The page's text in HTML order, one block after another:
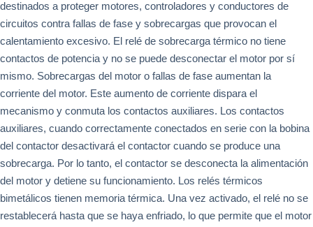
destinados a proteger motores, controladores y conductores de
circuitos contra fallas de fase y sobrecargas que provocan el
calentamiento excesivo. El relé de sobrecarga térmico no tiene
contactos de potencia y no se puede desconectar el motor por sí
mismo. Sobrecargas del motor o fallas de fase aumentan la
corriente del motor. Este aumento de corriente dispara el
mecanismo y conmuta los contactos auxiliares. Los contactos
auxiliares, cuando correctamente conectados en serie con la bobina
del contactor desactivará el contactor cuando se produce una
sobrecarga. Por lo tanto, el contactor se desconecta la alimentación
del motor y detiene su funcionamiento. Los relés térmicos
bimetálicos tienen memoria térmica. Una vez activado, el relé no se
restablecerá hasta que se haya enfriado, lo que permite que el motor